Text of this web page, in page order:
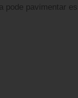
pode pavimentar